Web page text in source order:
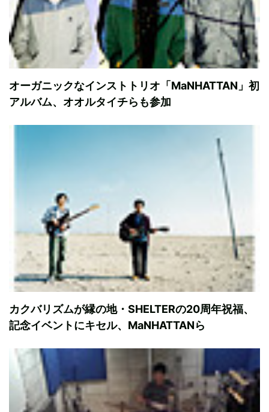
オーガニックなインストトリオ「MaNHATTAN」初
アルバム、オオルタイチらも参加
カクバリズムが縁の地・SHELTERの20周年祝福、
記念イベントにキセル、MaNHATTANら